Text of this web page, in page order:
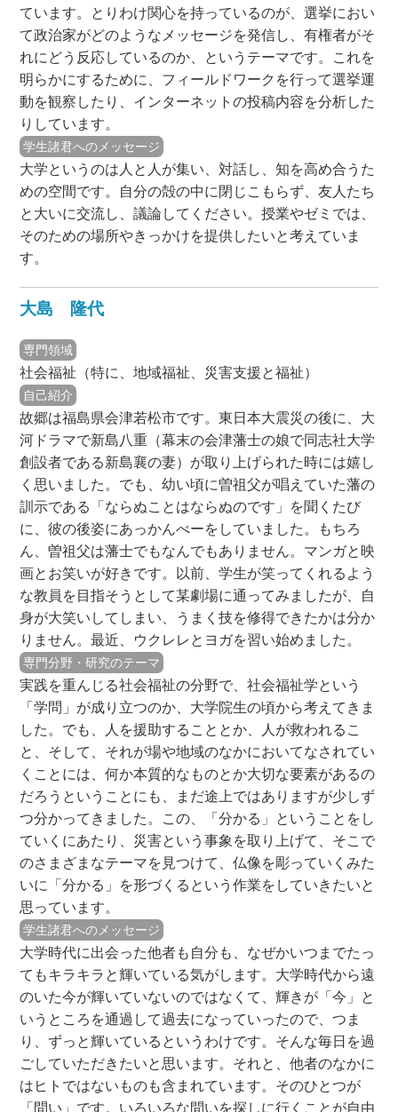
ています。とりわけ関心を持っているのが、選挙におい
て政治家がどのようなメッセージを発信し、有権者がそ
れにどう反応しているのか、というテーマです。これを
明らかにするために、フィールドワークを行って選挙運
動を観察したり、インターネットの投稿内容を分析した
りしています。
学生諸君へのメッセージ
大学というのは人と人が集い、対話し、知を高め合うた
めの空間です。自分の殻の中に閉じこもらず、友人たち
と大いに交流し、議論してください。授業やゼミでは、
そのための場所やきっかけを提供したいと考えていま
す。
大島 隆代
専門領域
社会福祉（特に、地域福祉、災害支援と福祉）
自己紹介
故郷は福島県会津若松市です。東日本大震災の後に、大
河ドラマで新島八重（幕末の会津藩士の娘で同志社大学
創設者である新島襄の妻）が取り上げられた時には嬉し
く思いました。でも、幼い頃に曽祖父が唱えていた藩の
訓示である「ならぬことはならぬのです」を聞くたび
に、彼の後姿にあっかんべーをしていました。もちろ
ん、曽祖父は藩士でもなんでもありません。マンガと映
画とお笑いが好きです。以前、学生が笑ってくれるよう
な教員を目指そうとして某劇場に通ってみましたが、自
身が大笑いしてしまい、うまく技を修得できたかは分か
りません。最近、ウクレレとヨガを習い始めました。
専門分野・研究のテーマ
実践を重んじる社会福祉の分野で、社会福祉学という
「学問」が成り立つのか、大学院生の頃から考えてきま
した。でも、人を援助することとか、人が救われるこ
と、そして、それが場や地域のなかにおいてなされてい
くことには、何か本質的なものとか大切な要素があるの
だろうということにも、まだ途上ではありますが少しず
つ分かってきました。この、「分かる」ということをし
ていくにあたり、災害という事象を取り上げて、そこで
のさまざまなテーマを見つけて、仏像を彫っていくみた
いに「分かる」を形づくるという作業をしていきたいと
思っています。
学生諸君へのメッセージ
大学時代に出会った他者も自分も、なぜかいつまでたっ
てもキラキラと輝いている気がします。大学時代から遠
のいた今が輝いていないのではなくて、輝きが「今」と
いうところを通過して過去になっていったので、つま
り、ずっと輝いているというわけです。そんな毎日を過
ごしていただきたいと思います。それと、他者のなかに
はヒトではないものも含まれています。そのひとつが
「問い」です。いろいろな問いを探しに行くことが自由